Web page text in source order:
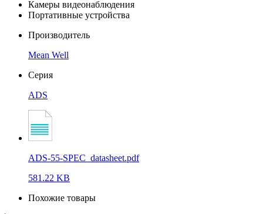
Камеры видеонаблюдения
Портативные устройства
Производитель
Mean Well
Серия
ADS
ADS-55-SPEC_datasheet.pdf
581.22 KB
Похожие товары